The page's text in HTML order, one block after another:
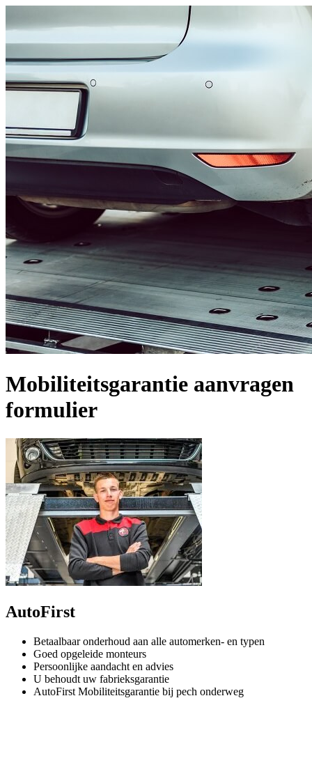
Mobiliteitsgarantie aanvragen
formulier
AutoFirst
Betaalbaar onderhoud aan alle automerken- en typen
Goed opgeleide monteurs
Persoonlijke aandacht en advies
U behoudt uw fabrieksgarantie
AutoFirst Mobiliteitsgarantie bij pech onderweg